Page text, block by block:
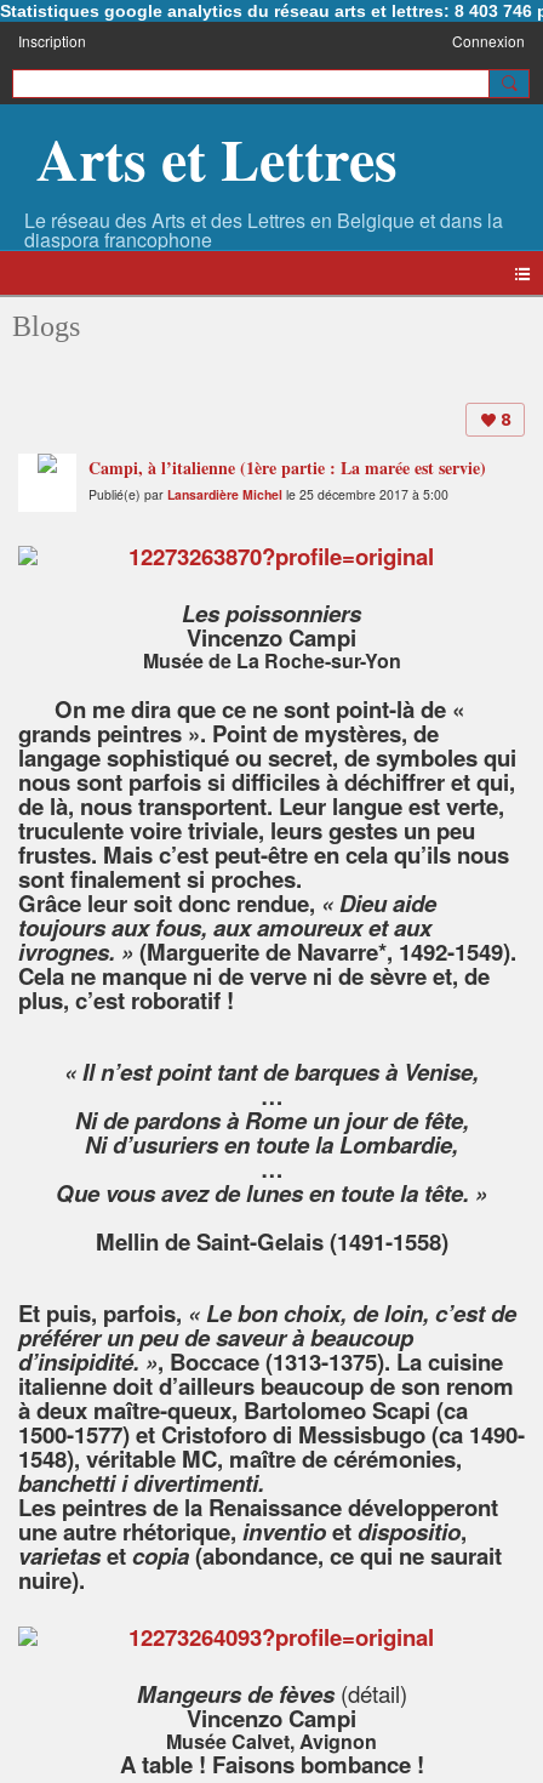
Statistiques google analytics du réseau arts et lettres: 8 403 746
Inscription Connexion
Arts et Lettres
Blogs
8
Campi, à l’italienne (1ère partie : La marée est servie)
Publié(e) par Lansardière Michel le 25 décembre 2017 à 5:00
Les poissonniers
Vincenzo Campi
Musée de La Roche-sur-Yon
On me dira que ce ne sont point-là de «
grands peintres ». Point de mystères, de
langage sophistiqué ou secret, de symboles qui
nous sont parfois si difficiles à déchiffrer et qui,
de là, nous transportent. Leur langue est verte,
truculente voire triviale, leurs gestes un peu
frustes. Mais c’est peut-être en cela qu’ils nous
sont finalement si proches.
Grâce leur soit donc rendue, « Dieu aide
toujours aux fous, aux amoureux et aux
ivrognes. » (Marguerite de Navarre*, 1492-1549).
Cela ne manque ni de verve ni de sèvre et, de
plus, c’est roboratif !
« Il n’est point tant de barques à Venise,
…
Ni de pardons à Rome un jour de fête,
Ni d’usuriers en toute la Lombardie,
…
Que vous avez de lunes en toute la tête. »
Mellin de Saint-Gelais (1491-1558)
Et puis, parfois, « Le bon choix, de loin, c’est de
préférer un peu de saveur à beaucoup
d’insipidité. », Boccace (1313-1375). La cuisine
italienne doit d’ailleurs beaucoup de son renom
à deux maître-queux, Bartolomeo Scapi (ca
1500-1577) et Cristoforo di Messisbugo (ca 1490-
1548), véritable MC, maître de cérémonies,
banchetti i divertimenti.
Les peintres de la Renaissance développeront
une autre rhétorique, inventioetdispositio,
varietasetcopia(abondance, ce qui ne saurait
nuire).
Mangeurs de fèves(détail)
Vincenzo Campi
Musée Calvet, Avignon
A table ! Faisons bombance !